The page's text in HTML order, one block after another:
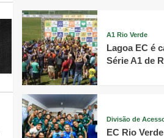
A1 Rio Verde
Lagoa EC é
Série A1 de
Divisão de
EC Rio